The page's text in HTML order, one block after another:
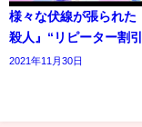
様々な伏線が張られた
殺人』“リピーター割
2021年11月30日